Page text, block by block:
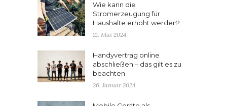
Wie kann die
Stromerzeugung für
Haushalte erhöht werden?
21. Mai 2024
Handyvertrag online
abschließen – das gilt es zu
beachten
26. Januar 2024